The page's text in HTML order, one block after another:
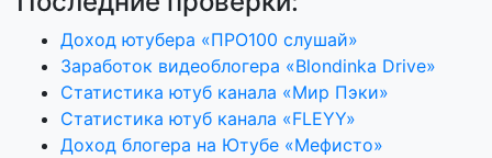
Доход ютубера «ПРО100 слушай»
Заработок видеоблогера «Blondinka Drive»
Статистика ютуб канала «Мир Пэки»
Статистика ютуб канала «FLEYY»
Доход блогера на Ютубе «Мефисто»